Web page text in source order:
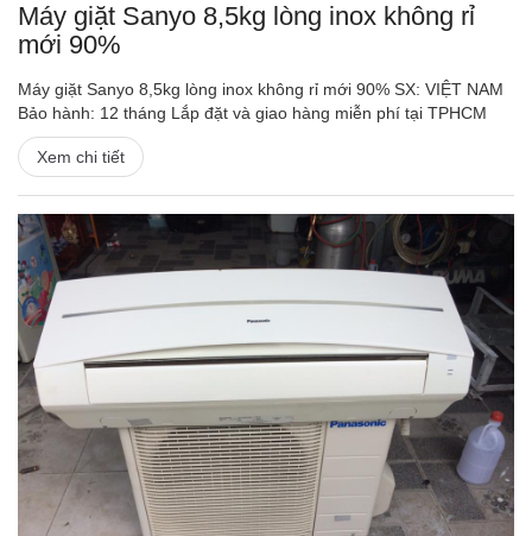
Máy giặt Sanyo 8,5kg lòng inox không rỉ
mới 90%
Máy giặt Sanyo 8,5kg lòng inox không rỉ mới 90% SX: VIỆT NAM
Bảo hành: 12 tháng Lắp đặt và giao hàng miễn phí tại TPHCM
Xem chi tiết